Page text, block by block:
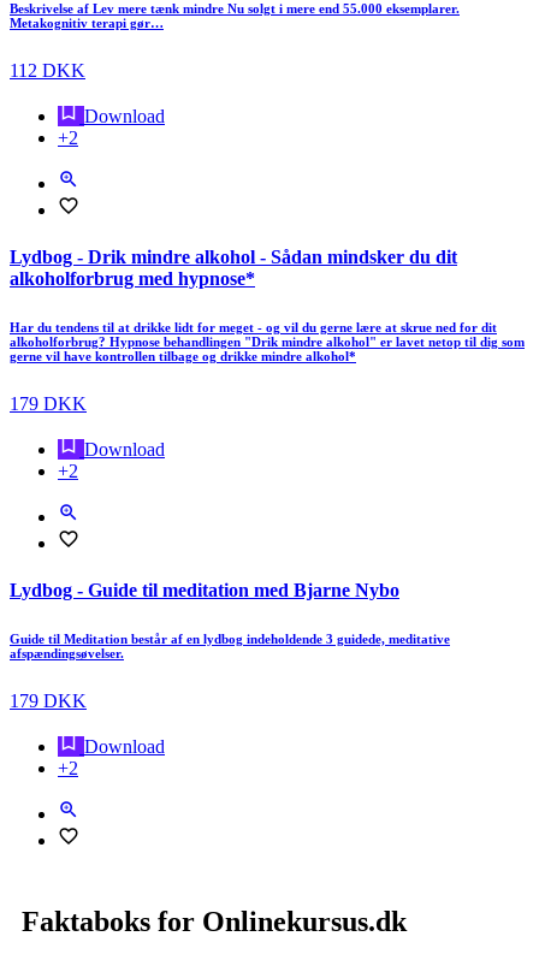
Beskrivelse af Lev mere tænk mindre Nu solgt i mere end 55.000 eksemplarer.
Metakognitiv terapi gør…
112 DKK
Download
+2
Lydbog - Drik mindre alkohol - Sådan mindsker du dit
alkoholforbrug med hypnose*
Har du tendens til at drikke lidt for meget - og vil du gerne lære at skrue ned for dit
alkoholforbrug? Hypnose behandlingen "Drik mindre alkohol" er lavet netop til dig som
gerne vil have kontrollen tilbage og drikke mindre alkohol*
179 DKK
Download
+2
Lydbog - Guide til meditation med Bjarne Nybo
Guide til Meditation består af en lydbog indeholdende 3 guidede, meditative
afspændingsøvelser.
179 DKK
Download
+2
Faktaboks for Onlinekursus.dk